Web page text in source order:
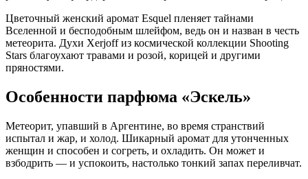
Цветочный женский аромат Esquel пленяет тайнами
Вселенной и бесподобным шлейфом, ведь он и назван в честь
метеорита. Духи Xerjoff из космической коллекции Shooting
Stars благоухают травами и розой, корицей и другими
пряностями.
Особенности парфюма «Эскель»
Метеорит, упавший в Аргентине, во время странствий
испытал и жар, и холод. Шикарный аромат для утонченных
женщин и способен и согреть, и охладить. Он может и
взбодрить — и успокоить, настолько тонкий запах переливчат.